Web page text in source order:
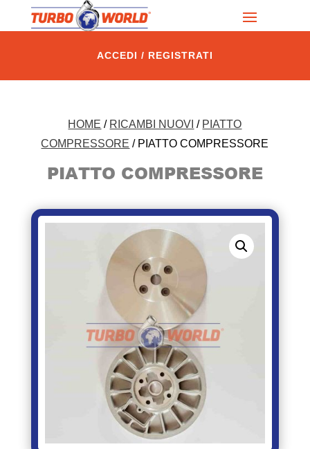
ACCEDI / REGISTRATI
HOME / RICAMBI NUOVI / PIATTO
COMPRESSORE / PIATTO COMPRESSORE
PIATTO COMPRESSORE